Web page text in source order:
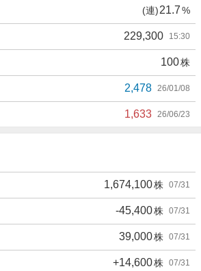
(連)21.7%
229,300 15:30
100株
2,478 26/01/08
1,633 26/06/23
1,674,100株 07/31
-45,400株 07/31
39,000株 07/31
+14,600株 07/31